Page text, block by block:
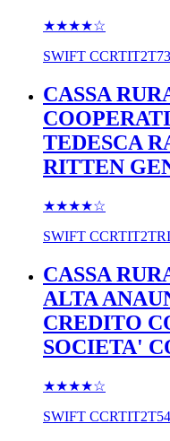
★★★★☆
SWIFT
CASSA
TEDESCA
RITTEN
★★★★☆
SWIFT
CASSA
ALTA
CREDITO
SOCIETA'
★★★★☆
SWIFT